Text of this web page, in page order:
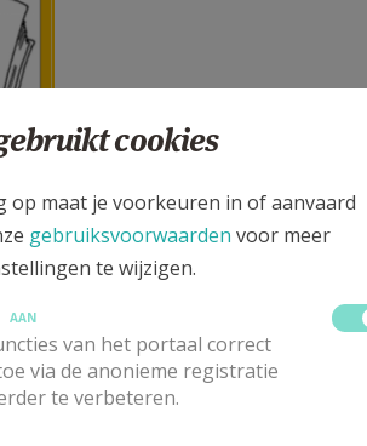
Huwelijk in Parochie
cookies
op maat je voorkeuren in of aanvaard
gebruiksvoorwaarden voor meer
te wijzigen.
AAN
van het portaal correct
via de anonieme registratie
te verbeteren.